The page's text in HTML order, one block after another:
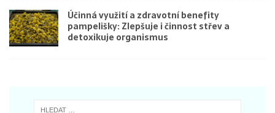
Účinná využití a zdravotní benefity
pampelišky: Zlepšuje i činnost střev a
detoxikuje organismus